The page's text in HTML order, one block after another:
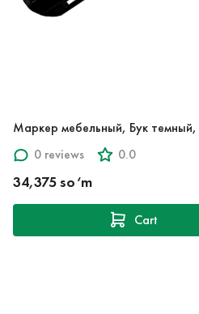
Маркер мебельный, Бук темный,
0 reviews
0.0
34,375 so‘m
Cart